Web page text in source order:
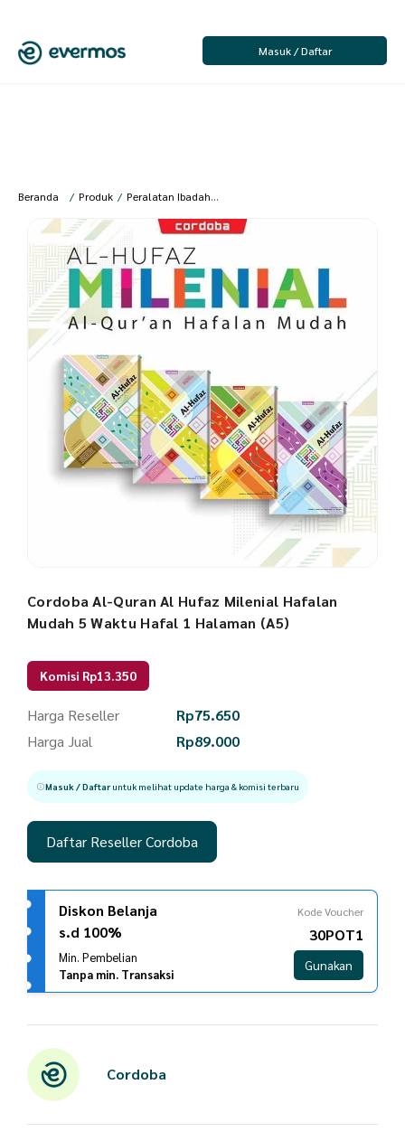
Masuk / Daftar
Beranda / Produk / Peralatan Ibadah /
Cordoba Al-Quran Al Hufaz Milenial Hafalan
Mudah 5 Waktu Hafal 1 Halaman (A5)
Komisi Rp13.350
Harga Reseller Rp75.650
Harga Jual
Rp89.000
Masuk / Daftaruntuk melihat update harga & komisi terbaru
Daftar Reseller Cordoba
Diskon Belanja
s.d 100%
Min. Pembelian
Tanpa min. Transaksi
Kode Voucher
30POT1
Gunakan
Cordoba